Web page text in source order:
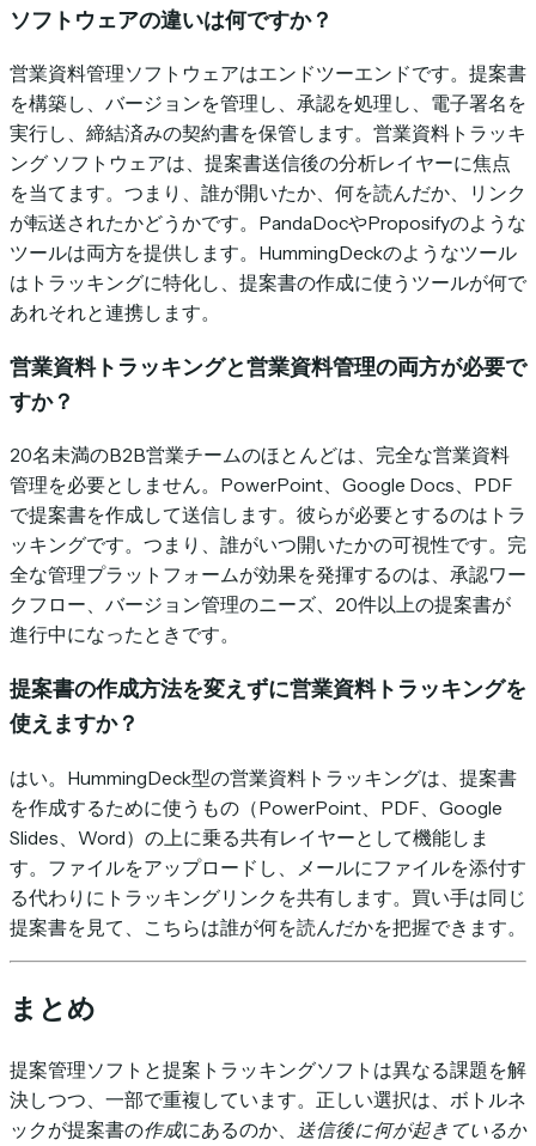
ソフトウェアの違いは何ですか？
営業資料管理ソフトウェアはエンドツーエンドです。提案書
を構築し、バージョンを管理し、承認を処理し、電子署名を
実行し、締結済みの契約書を保管します。営業資料トラッキ
ング ソフトウェアは、提案書送信後の分析レイヤーに焦点
を当てます。つまり、誰が開いたか、何を読んだか、リンク
が転送されたかどうかです。PandaDocやProposifyのような
ツールは両方を提供します。HummingDeckのようなツール
はトラッキングに特化し、提案書の作成に使うツールが何で
あれそれと連携します。
営業資料トラッキングと営業資料管理の両方が必要で
すか？
20名未満のB2B営業チームのほとんどは、完全な営業資料
管理を必要としません。PowerPoint、Google Docs、PDF
で提案書を作成して送信します。彼らが必要とするのはトラ
ッキングです。つまり、誰がいつ開いたかの可視性です。完
全な管理プラットフォームが効果を発揮するのは、承認ワー
クフロー、バージョン管理のニーズ、20件以上の提案書が
進行中になったときです。
提案書の作成方法を変えずに営業資料トラッキングを
使えますか？
はい。HummingDeck型の営業資料トラッキングは、提案書
を作成するために使うもの（PowerPoint、PDF、Google
Slides、Word）の上に乗る共有レイヤーとして機能しま
す。ファイルをアップロードし、メールにファイルを添付す
る代わりにトラッキングリンクを共有します。買い手は同じ
提案書を見て、こちらは誰が何を読んだかを把握できます。
まとめ
提案管理ソフトと提案トラッキングソフトは異なる課題を解
決しつつ、一部で重複しています。正しい選択は、ボトルネ
ックが提案書の作成にあるのか、
送信後に何が起きているか